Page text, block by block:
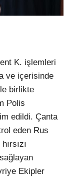
K. işlemleri
ve içerisinde
birlikte
Polis
edildi. Çanta
eden Rus
Ekipler